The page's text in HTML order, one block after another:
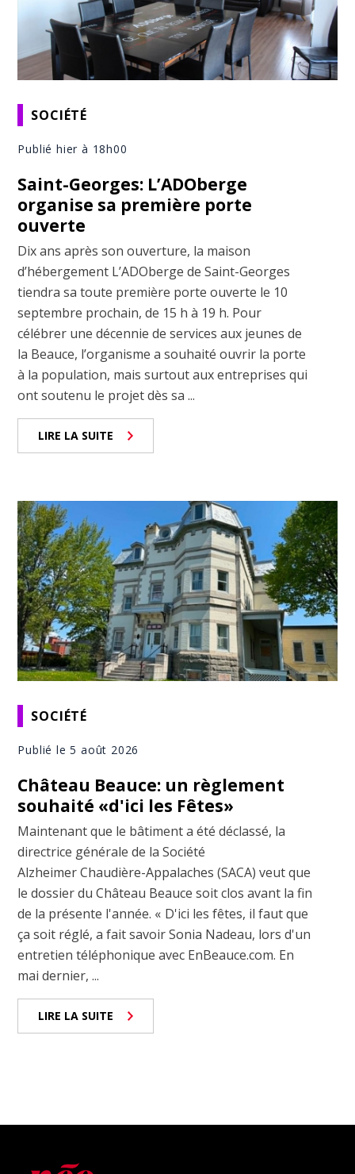
SOCIÉTÉ
Publié hier à 18h00
Saint-Georges: L’ADOberge
organise sa première porte
ouverte
Dix ans après son ouverture, la maison
d’hébergement L’ADOberge de Saint-Georges
tiendra sa toute première porte ouverte le 10
septembre prochain, de 15 h à 19 h. Pour
célébrer une décennie de services aux jeunes de
la Beauce, l’organisme a souhaité ouvrir la porte
à la population, mais surtout aux entreprises qui
ont soutenu le projet dès sa ...
LIRE LA SUITE
SOCIÉTÉ
Publié le 5 août 2026
Château Beauce: un règlement
souhaité «d'ici les Fêtes»
Maintenant que le bâtiment a été déclassé, la
directrice générale de la Société
Alzheimer Chaudière-Appalaches (SACA) veut que
le dossier du Château Beauce soit clos avant la fin
de la présente l'année. « D'ici les fêtes, il faut que
ça soit réglé, a fait savoir Sonia Nadeau, lors d'un
entretien téléphonique avec EnBeauce.com. En
mai dernier, ...
LIRE LA SUITE